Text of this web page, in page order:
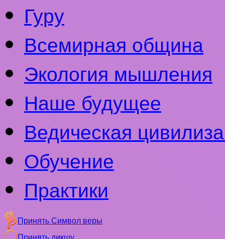
Гуру
Всемирная община
Экология мышления
Наше будущее
Ведическая
Обучение
Практики
Принять Символ веры